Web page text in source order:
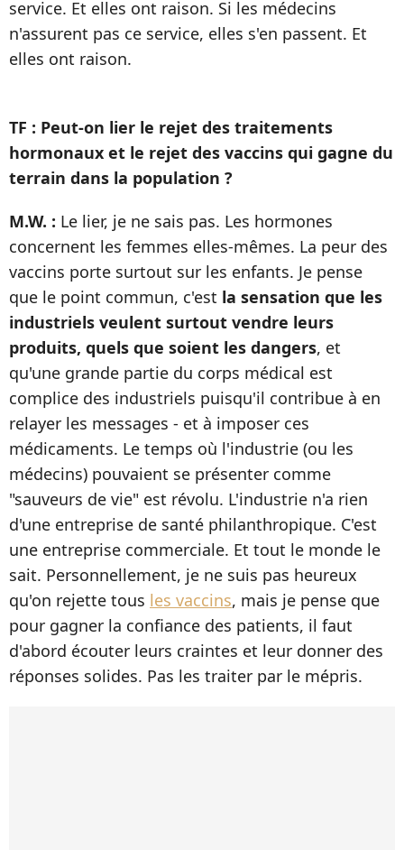
service. Et elles ont raison. Si les médecins
n'assurent pas ce service, elles s'en passent. Et
elles ont raison.
TF : Peut-on lier le rejet des traitements
hormonaux et le rejet des vaccins qui gagne du
terrain dans la population ?
M.W. : Le lier, je ne sais pas. Les hormones
concernent les femmes elles-mêmes. La peur des
vaccins porte surtout sur les enfants. Je pense
que le point commun, c'est la sensation que les
industriels veulent surtout vendre leurs
produits, quels que soient les dangers, et
qu'une grande partie du corps médical est
complice des industriels puisqu'il contribue à en
relayer les messages - et à imposer ces
médicaments. Le temps où l'industrie (ou les
médecins) pouvaient se présenter comme
"sauveurs de vie" est révolu. L'industrie n'a rien
d'une entreprise de santé philanthropique. C'est
une entreprise commerciale. Et tout le monde le
sait. Personnellement, je ne suis pas heureux
qu'on rejette tous les vaccins, mais je pense que
pour gagner la confiance des patients, il faut
d'abord écouter leurs craintes et leur donner des
réponses solides. Pas les traiter par le mépris. ​